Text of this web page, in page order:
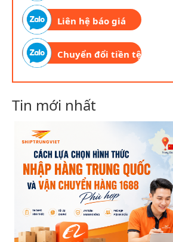
Liên hệ báo giá
Chuyển đổi tiền tệ
Tin mới nhất